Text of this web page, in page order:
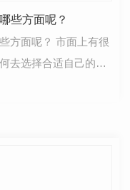
些方面呢？
方面呢？ 市面上有很
去选择合适自己的房
挑选前，明确…